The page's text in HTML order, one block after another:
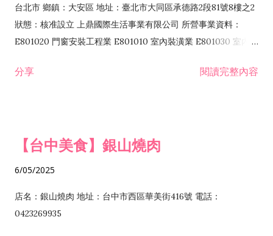
其他綜合零售業 F399040 無店面零售業 F401010 國際貿易業
F601010 智慧財產權業 G801010 倉儲業 I102010 投資顧問業
I103060 管理顧問業 I199990 其他顧問服務業 I105010 藝術品
I301030 電子資訊供應服務業 I401010 一般廣告服務業 I501010
務業 J399010 軟體出版業 J601010 藝文服務業 J602010 演藝活
器及電子產品修理業 JB01010 會議及展覽服務業 JD01010 工商
徵信服務業 JE01010 租賃業 E801010 室內裝潢業 E603010 電
纜安裝工程業 EZ05010 儀器、儀表安裝工程業 F102030 菸酒批
台北市 鄉鎮：大安區 地址：臺北市大同區承德路2段81號8樓之2
狀態：核准設立 上鼎國際生活事業有限公司 所營事業資料：
E801020 門窗安裝工程業 E801010 室內裝潢業 E801030 室內輕
安裝工程業 F206020 日常用品零售業 F206040 水器材料零售業
H701010 住宅及大樓開發租售業 H701020 工業廠房開發租售業
護業 H702010 建築經理業 H703090 不動產買賣業 H703100 不
動產租賃業 I103060 管理顧問業 I199990 其他顧問服務業
分享 閱讀完整內容
【台中美食】銀山燒肉
6/05/2025
店名：銀山燒肉 地址：台中市西區華美街416號 電話：
0423269935